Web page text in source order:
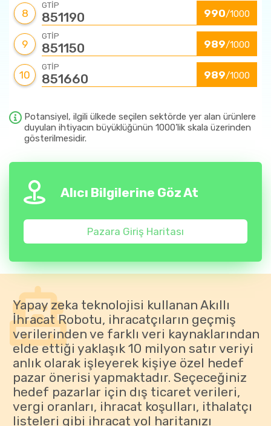
8
GTİP
851190 990/1000
9
GTİP
851150 989/1000
10
GTİP
851660 989/1000
Potansiyel, ilgili ülkede seçilen sektörde yer alan ürünlere
duyulan ihtiyacın büyüklüğünün 1000’lik skala üzerinden
gösterilmesidir.
Alıcı Bilgilerine Göz At
Pazara Giriş Haritası
Yapay zeka teknolojisi kullanan Akıllı
İhracat Robotu, ihracatçıların geçmiş
verilerinden ve farklı veri kaynaklarından
elde ettiği yaklaşık 10 milyon satır veriyi
anlık olarak işleyerek kişiye özel hedef
pazar önerisi yapmaktadır. Seçeceğiniz
hedef pazarlar için dış ticaret verileri,
vergi oranları, ihracat koşulları, ithalatçı
listeleri gibi ihracat yol haritanızı